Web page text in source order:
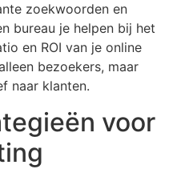
zoekwoorden en
bureau je helpen bij het
en ROI van je online
bezoekers, maar
naar klanten.
voor